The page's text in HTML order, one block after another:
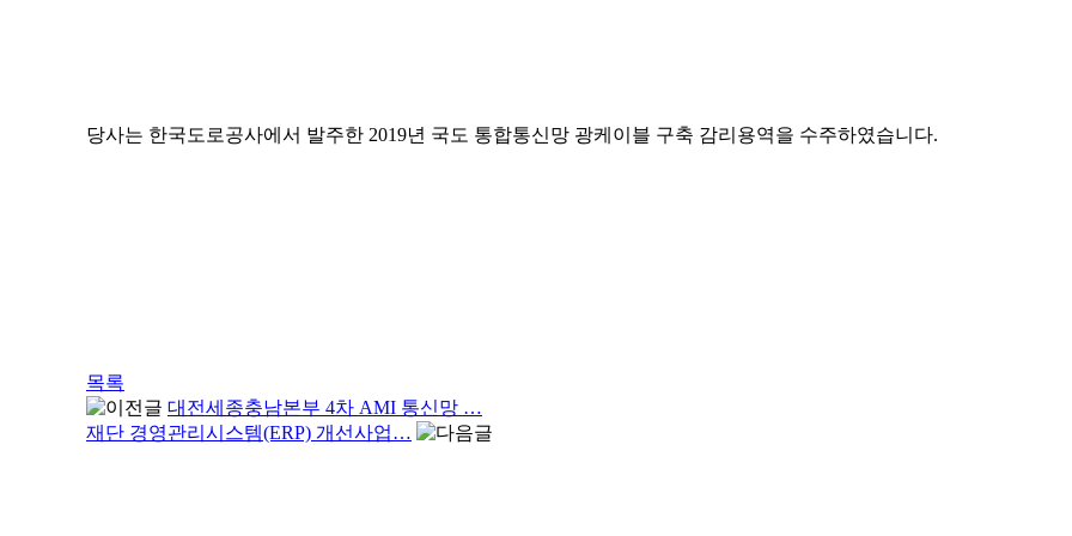
당사는 한국도로공사에서 발주한 2019년 국도 통합통신망 광케이블 구축 감리용역을 수주하였습니다.
목록
대전세종충남본부 4차 AMI 통신망 …
재단 경영관리시스템(ERP) 개선사업…